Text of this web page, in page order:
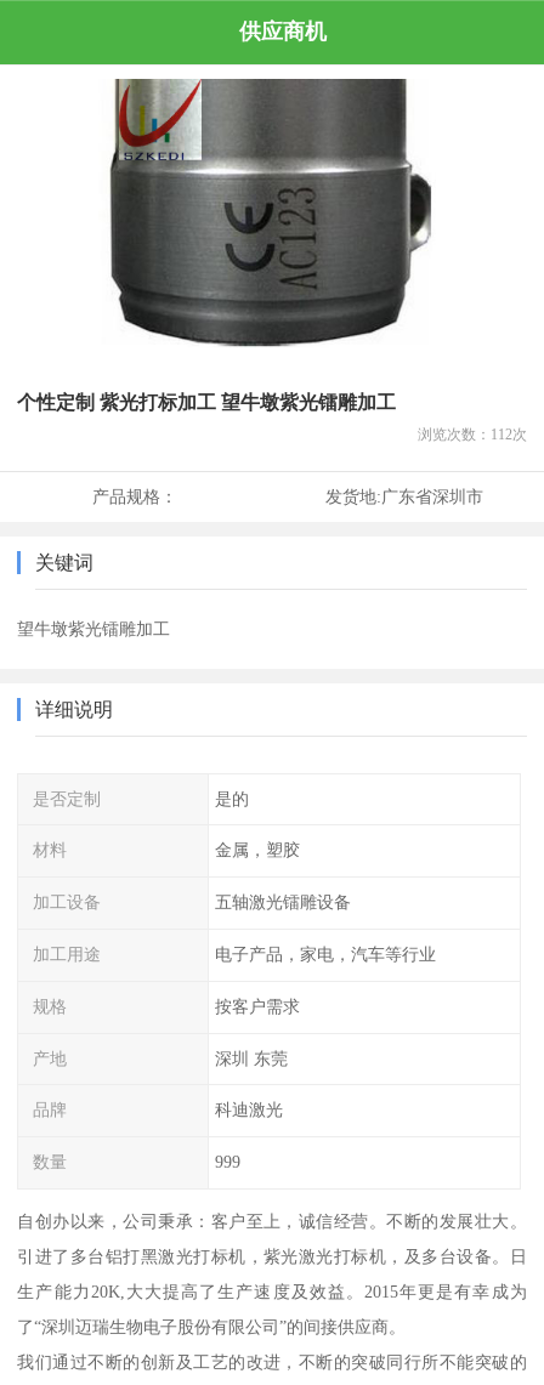
供应商机
个性定制 紫光打标加工 望牛墩紫光镭雕加工
浏览次数： 112次
产品规格： 发货地:广东省深圳市
关键词
望牛墩紫光镭雕加工
详细说明
是否定制 是的
材料 金属，塑胶
加工设备 五轴激光镭雕设备
加工用途 电子产品，家电，汽车等行业
规格 按客户需求
产地 深圳 东莞
品牌 科迪激光
数量 999
自创办以来，公司秉承：客户至上，诚信经营。不断的发展壮大。
引进了多台铝打黑激光打标机，紫光激光打标机，及多台设备。日
生产能力20K,大大提高了生产速度及效益。2015年更是有幸成为
了“深圳迈瑞生物电子股份有限公司”的间接供应商。
我们通过不断的创新及工艺的改进，不断的突破同行所不能突破的